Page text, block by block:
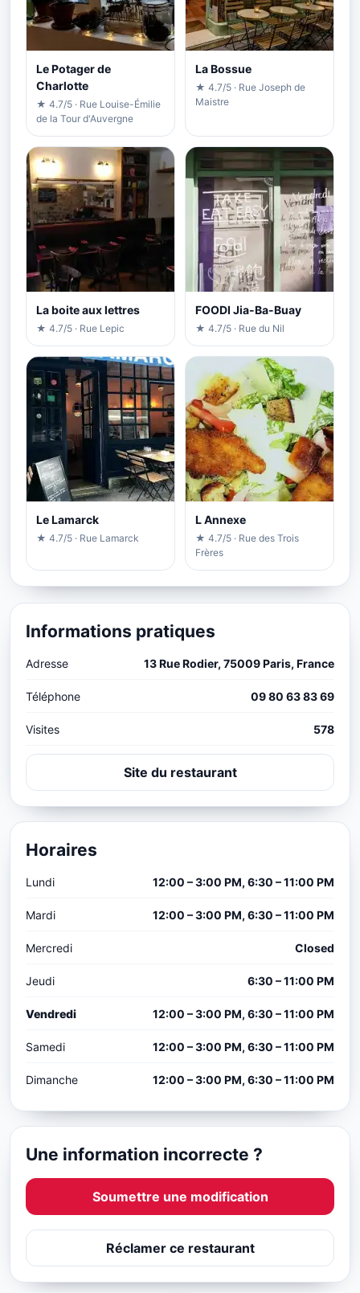
Le Potager de
Charlotte
★ 4.7/5 · Rue Louise-Émilie
de la Tour d'Auvergne
La Bossue
★ 4.7/5 · Rue Joseph de
Maistre
La boite aux lettres
★ 4.7/5 · Rue Lepic
FOODI Jia-Ba-Buay
★ 4.7/5 · Rue du Nil
Le Lamarck
★ 4.7/5 · Rue Lamarck
L Annexe
★ 4.7/5 · Rue des Trois
Frères
Informations pratiques
Adresse 13 Rue Rodier, 75009 Paris, France
Téléphone 09 80 63 83 69
Visites 578
Site du restaurant
Horaires
Lundi 12:00 – 3:00 PM, 6:30 – 11:00 PM
Mardi 12:00 – 3:00 PM, 6:30 – 11:00 PM
Mercredi Closed
Jeudi 6:30 – 11:00 PM
Vendredi 12:00 – 3:00 PM, 6:30 – 11:00 PM
Samedi 12:00 – 3:00 PM, 6:30 – 11:00 PM
Dimanche 12:00 – 3:00 PM, 6:30 – 11:00 PM
Une information incorrecte ?
Soumettre une modification
Réclamer ce restaurant